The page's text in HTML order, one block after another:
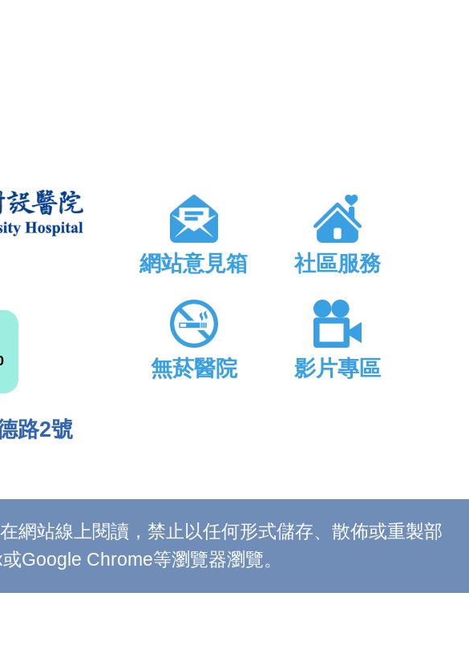
路2號
網站意見箱 社區服務
無菸醫院 影片專區
網站線上閱讀，禁止以任何形式儲存、散佈或重製部
Google Chrome等瀏覽器瀏覽。